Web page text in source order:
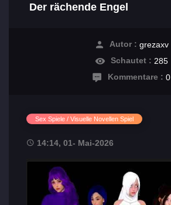
Der rächende Engel
Autor : grezaxv
Schautet : 285
Kommentare : 0
Sex Spiele / Visuelle Novellen Spiel
14:14, 01- Mai-2026